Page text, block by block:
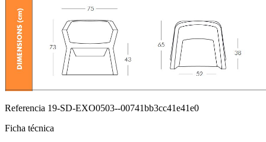
Referencia 19-SD-EXO0503--00741bb3cc41e41e0
Ficha técnica